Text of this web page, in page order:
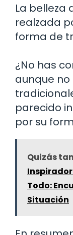
La belleza
realzada
forma de
¿No has
aunque
parecido
por su
Quizás
Todo:
Situación